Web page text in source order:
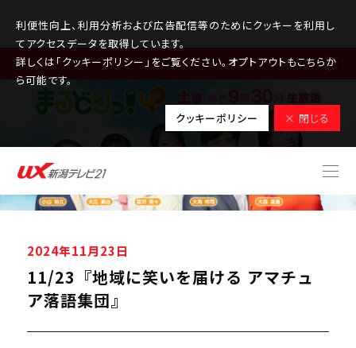
利便性向上、利用分析および広告配信等のためにクッキーを利用し
てアクセスデータを取得しています。
詳しくは「クッキーポリシー」をご覧ください。オプトアウトもこちらか
ら可能です。
クッキーポリシー × 閉じる
MENU
2024年11月23日
11/23『地域に笑いを届ける アマチュ
ア落語集団』